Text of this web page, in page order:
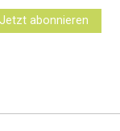
dem
Gaisbergtrail
Jetzt abonnieren